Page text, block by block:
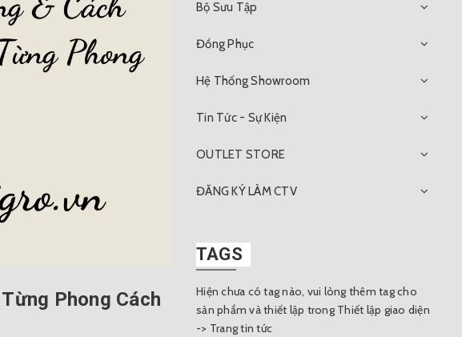
Phong Cách
Bộ Sưu Tập
Đồng Phục
Hệ Thống Showroom
Tin Tức - Sự Kiện
OUTLET STORE
ĐĂNG KÝ LÀM CTV
TAGS
Hiện chưa có tag nào, vui lòng thêm tag cho
sản phẩm và thiết lập trong Thiết lập giao diện
-> Trang tin tức